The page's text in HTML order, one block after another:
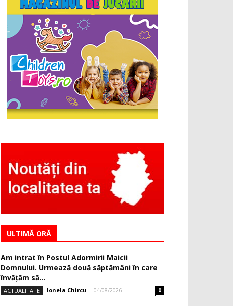
ULTIMĂ ORĂ
Am intrat în Postul Adormirii Maicii
Domnului. Urmează două săptămâni în care
învăţăm să...
ACTUALITATE Ionela Chircu - 04/08/2026 0